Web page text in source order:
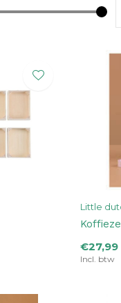
Little
€27,99
Incl. btw